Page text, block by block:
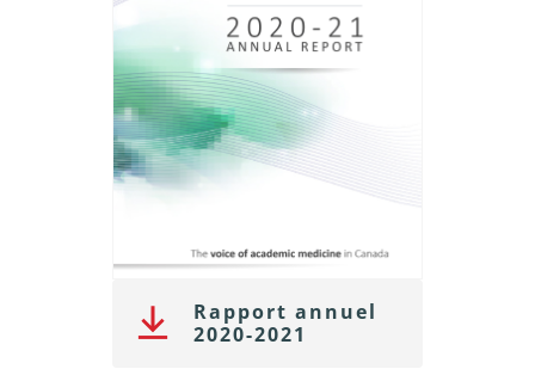
Rapport annuel
2020-2021